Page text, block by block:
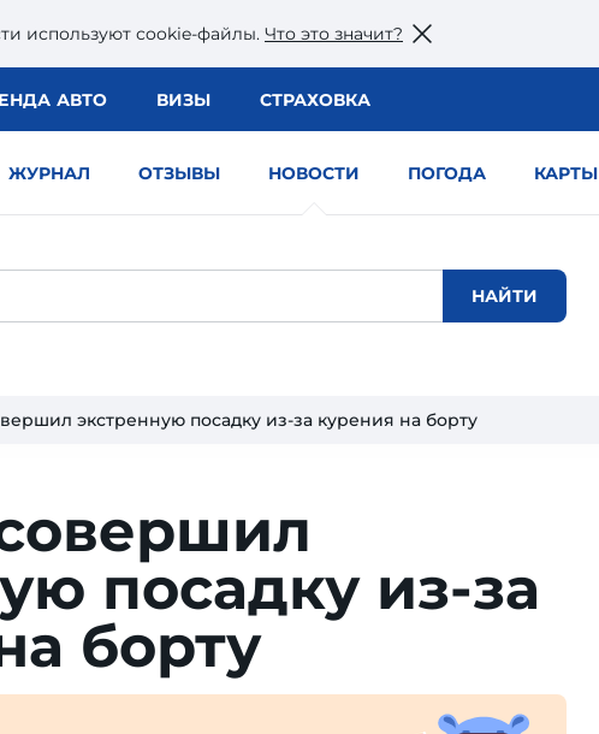
используют сookie-файлы. Что это значит?
АВТО ВИЗЫ СТРАХОВКА
ЖУРНАЛ ОТЗЫВЫ НОВОСТИ ПОГОДА КАРТЫ
экстренную посадку из-за курения на борту
посадку из-за
борту